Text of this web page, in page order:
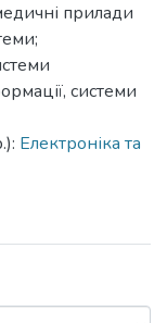
прилади
системи
Електроніка та